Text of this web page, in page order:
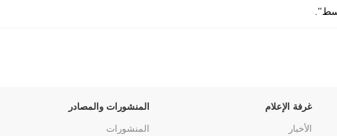
غرفة الإعلام
الأخبار
المنشورات والمصادر
المنشورات